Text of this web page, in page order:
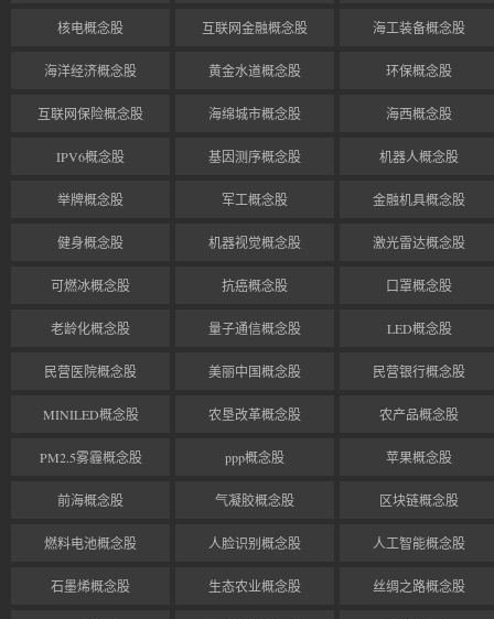
核电概念股 互联网金融概念股 海工装备概念股
海洋经济概念股 黄金水道概念股 环保概念股
互联网保险概念股 海绵城市概念股 海西概念股
IPV6概念股 基因测序概念股 机器人概念股
举牌概念股 军工概念股 金融机具概念股
健身概念股 机器视觉概念股 激光雷达概念股
可燃冰概念股 抗癌概念股 口罩概念股
老龄化概念股 量子通信概念股 LED概念股
民营医院概念股 美丽中国概念股 民营银行概念股
MINILED概念股 农垦改革概念股 农产品概念股
PM2.5雾霾概念股 ppp概念股 苹果概念股
前海概念股 气凝胶概念股 区块链概念股
燃料电池概念股 人脸识别概念股 人工智能概念股
石墨烯概念股 生态农业概念股 丝绸之路概念股